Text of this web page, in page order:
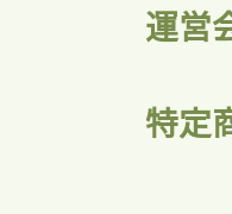
運営
特定